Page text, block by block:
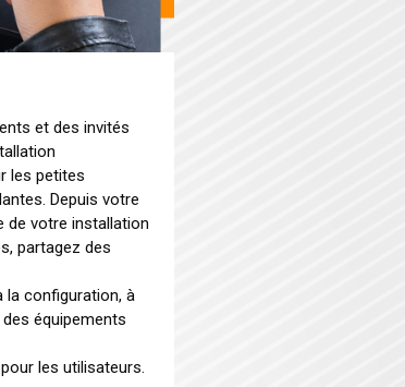
et des invités
les petites
Depuis votre
de votre installation
partagez des
la configuration, à
équipements
les utilisateurs.